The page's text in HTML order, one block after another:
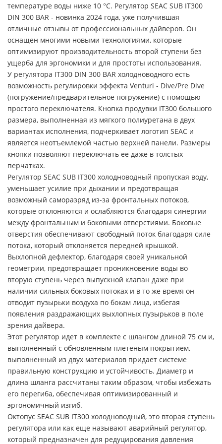
температуре воды ниже 10 °C. Регулятор SEAC SUB IT300
DIN 300 BAR - новинка 2024 года, уже получившая
отличные отзывы от профессиональных дайверов. Он
оснащен многими новыми технологиями, которые
оптимизируют производительность второй ступени без
ущерба для эргономики и для простоты использования.
У регулятора IT300 DIN 300 BAR холодноводного есть
возможность регулировки эффекта Venturi - Dive/Pre Dive
(погружение/предварительное погружение) с помощью
простого переключателя. Кнопка продувки IT300 большого
размера, выполненная из мягкого полиуретана в двух
вариантах исполнения, подчеркивает логотип SEAC и
является неотъемлемой частью верхней панели. Размеры
кнопки позволяют переключать ее даже в толстых
перчатках.
Регулятор SEAC SUB IT300 холодноводный пропуская воду,
уменьшает усилие при дыхании и предотвращая
возможный саморазряд из-за фронтальных потоков,
которые отклоняются и ослабляются благодаря синергии
между фронтальным и боковыми отверстиями. Боковые
отверстия обеспечивают свободный поток благодаря силе
потока, который отклоняется передней крышкой.
Выхлопной дефлектор, благодаря своей уникальной
геометрии, предотвращает проникновение воды во
вторую ступень через выпускной клапан даже при
наличии сильных боковых потоках и в то же время он
отводит пузырьки воздуха по бокам лица, избегая
появления раздражающих выхлопных пузырьков в поле
зрения дайвера.
Этот регулятор идет в комплекте с шлангом длиной 75 см и,
выполненный с обновленным плетеным покрытием,
выполненный из двух материалов придает системе
правильную конструкцию и устойчивость. Диаметр и
длина шланга рассчитаны таким образом, чтобы избежать
его перегиба, обеспечивая оптимизированный и
эргономичный изгиб.
Октопус SEAC SUB IT300 холодноводный, это вторая ступень
регулятора или как еще называют аварийный регулятор,
который предназначен для редуцирования давления